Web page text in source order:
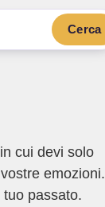
Cerca
cui devi solo
emozioni.
passato.